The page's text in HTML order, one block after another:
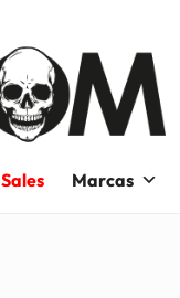
Sales Marcas